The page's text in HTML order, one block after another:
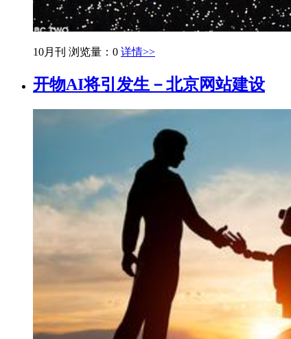
10月刊 浏览量：0 详情>>
开物AI将引发生－北京网站建设